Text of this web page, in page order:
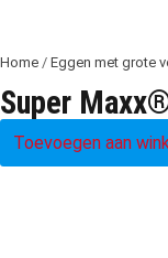
Home / Eggen met grote
Super
Toevoegen aan